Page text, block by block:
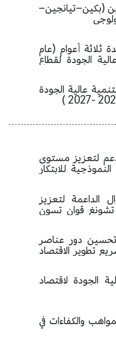
بكين (بكين–تيانجين–
ثلاثة أعوام (عام
عالية الجودة لقطاع
عالية الجودة
لتعزيز مستوى
للابتكار
الداعمة لتعزيز
تشونغ قوان تسون
تحسين دور عناصر
تطوير الاقتصاد
الجودة لاقتصاد
والكفاءات في